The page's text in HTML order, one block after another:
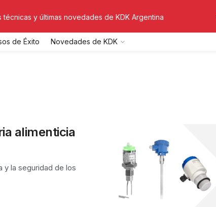
técnicas y últimas novedades de KDK Argentina
de Éxito Novedades de KDK
alimenticia
y la seguridad de los